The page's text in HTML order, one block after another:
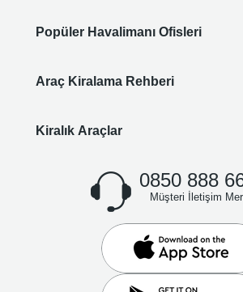
Popüler Havalimanı Ofisleri
Araç Kiralama Rehberi
Kiralık Araçlar
0850 888
Müşteri İletişim